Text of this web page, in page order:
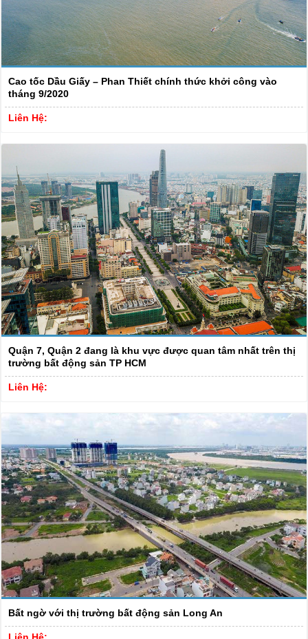
Cao tốc Dầu Giấy – Phan Thiết chính thức khởi công vào
tháng 9/2020
Liên Hệ:
Quận 7, Quận 2 đang là khu vực được quan tâm nhất trên thị
trường bất động sản TP HCM
Liên Hệ:
Bất ngờ với thị trường bất động sản Long An